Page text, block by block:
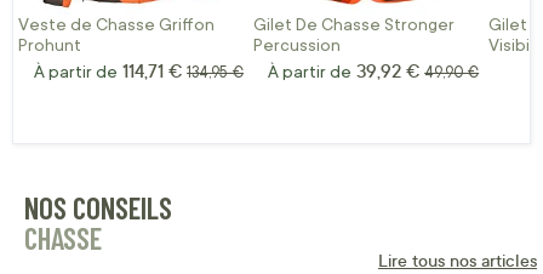
Veste de Chasse Griffon
Prohunt
À partir de 114,71 € Prix normal
134,95 €
Gilet De Chasse Stronger
Percussion
À partir de 39,92 € Prix normal
49,90 €
Gilet
NOS CONSEILS
CHASSE
Lire tous nos articles